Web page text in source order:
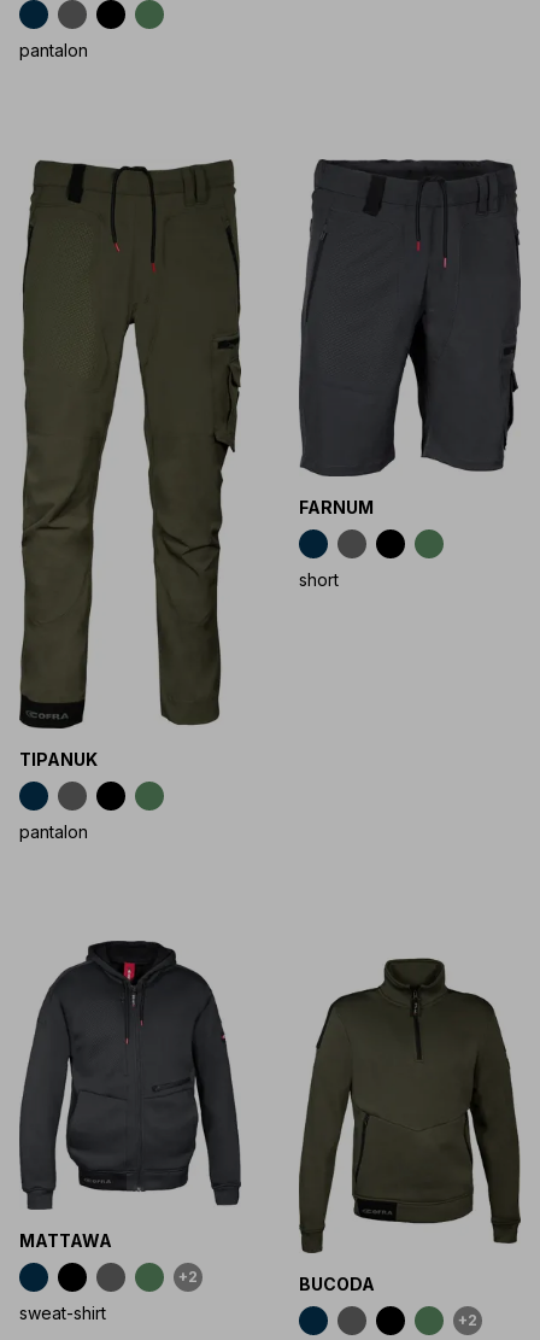
pantalon
TIPANUK
pantalon
FARNUM
short
MATTAWA
+2
sweat-shirt
BUCODA
+2